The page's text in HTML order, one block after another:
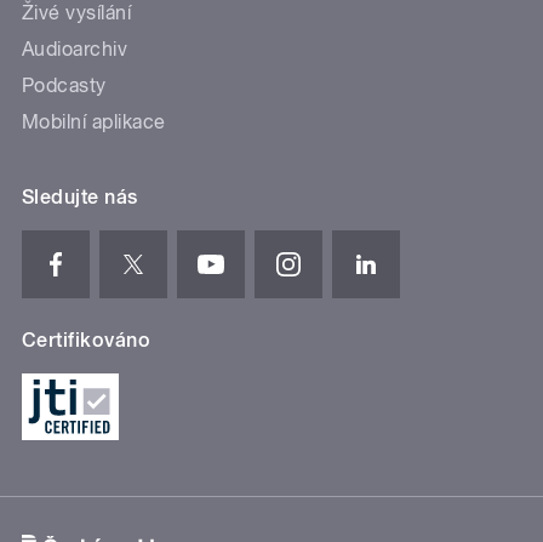
Živé vysílání
Audioarchiv
Podcasty
Mobilní aplikace
Sledujte nás
Certifikováno